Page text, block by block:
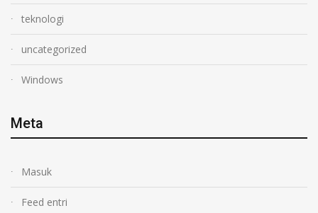
teknologi
uncategorized
Windows
Meta
Masuk
Feed entri